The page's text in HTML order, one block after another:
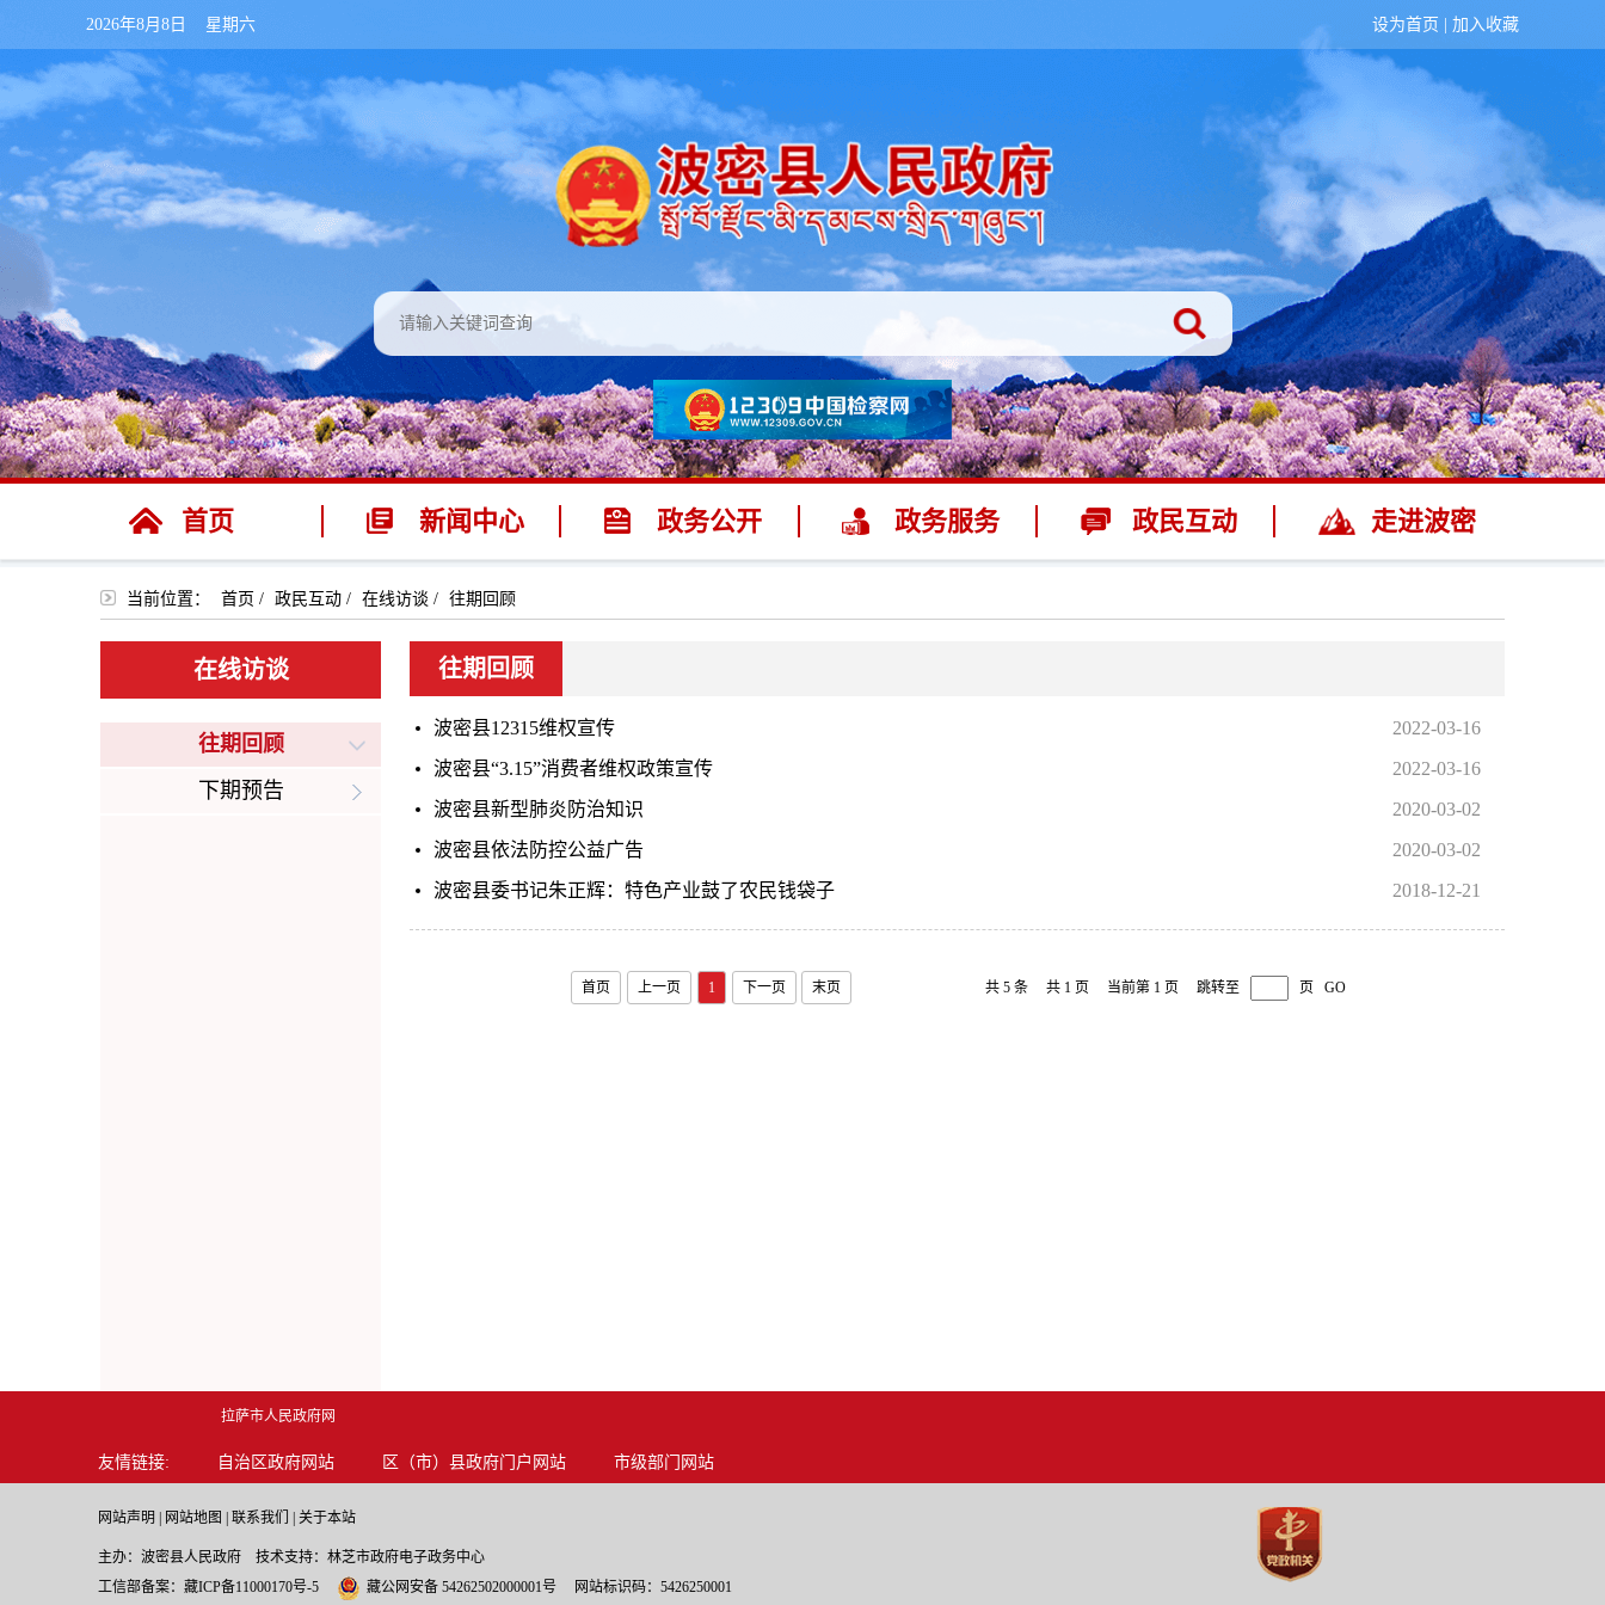
2026年8月8日 星期六 设为首页 加入收藏
首页 新闻中心 政务公开 政务服务 政民互动 走进波密
当前位置： 首页 / 政民互动 / 在线访谈 / 往期回顾
在线访谈
往期回顾
下期预告
往期回顾
波密县12315维权宣传
2022-03-16
波密县“3.15”消费者维权政策宣传
2022-03-16
波密县新型肺炎防治知识
2020-03-02
波密县依法防控公益广告
2020-03-02
波密县委书记朱正辉​：特色产业鼓了农民钱袋子
2018-12-21
首页 上一页 1 下一页 末页 共 5 条 共 1 页 当前第 1 页 跳转至 页 GO
拉萨市人民政府网
友情链接: 自治区政府网站 区（市）县政府门户网站 市级部门网站
网站声明 网站地图 联系我们 关于本站
主办：波密县人民政府 技术支持：林芝市政府电子政务中心
工信部备案： 藏ICP备11000170号-5 藏公网安备 54262502000001号 网站标识码：5426250001